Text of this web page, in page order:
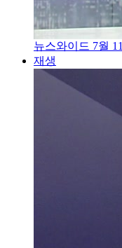
뉴스와이드 7월
재생